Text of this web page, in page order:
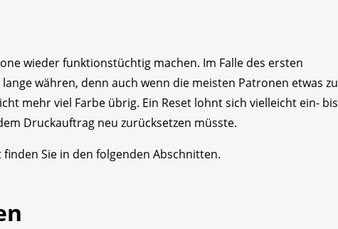
wieder funktionstüchtig machen. Im Falle des ersten
währen, denn auch wenn die meisten Patronen etwas zu
mehr viel Farbe übrig. Ein Reset lohnt sich vielleicht ein- bis
Druckauftrag neu zurücksetzen müsste.
Sie in den folgenden Abschnitten.